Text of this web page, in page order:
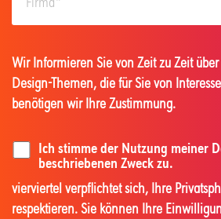
Wir Informieren Sie von Zeit zu Zeit
Design-Themen, die für Sie von
benötigen wir Ihre Zustimmung.
Ich stimme der Nutzung meiner
beschriebenen Zweck zu.
vierviertel verpflichtet sich, Ihre
respektieren. Sie können Ihre